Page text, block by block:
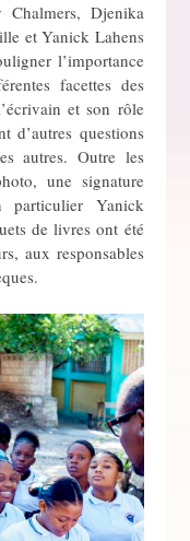
Djenika
et Yanick Lahens
l’importance
facettes des
et son rôle
d’autres questions
autres. Outre les
une signature
particulier Yanick
de livres ont été
aux responsables